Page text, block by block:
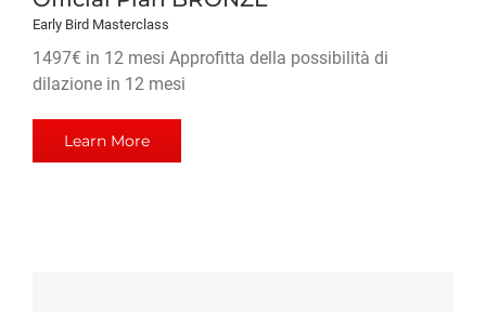
Early Bird Masterclass
1497€ in 12 mesi Approfitta della possibilità di
dilazione in 12 mesi
Learn More